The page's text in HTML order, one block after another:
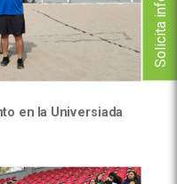
en la Universiada